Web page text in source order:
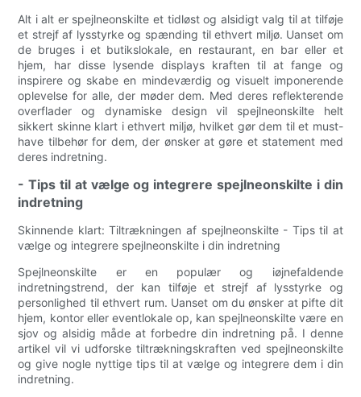
Alt i alt er spejlneonskilte et tidløst og alsidigt valg til at tilføje
et strejf af lysstyrke og spænding til ethvert miljø. Uanset om
de bruges i et butikslokale, en restaurant, en bar eller et
hjem, har disse lysende displays kraften til at fange og
inspirere og skabe en mindeværdig og visuelt imponerende
oplevelse for alle, der møder dem. Med deres reflekterende
overflader og dynamiske design vil spejlneonskilte helt
sikkert skinne klart i ethvert miljø, hvilket gør dem til et must-
have tilbehør for dem, der ønsker at gøre et statement med
deres indretning.
- Tips til at vælge og integrere spejlneonskilte i din
indretning
Skinnende klart: Tiltrækningen af ​​spejlneonskilte - Tips til at
vælge og integrere spejlneonskilte i din indretning
Spejlneonskilte er en populær og iøjnefaldende
indretningstrend, der kan tilføje et strejf af lysstyrke og
personlighed til ethvert rum. Uanset om du ønsker at pifte dit
hjem, kontor eller eventlokale op, kan spejlneonskilte være en
sjov og alsidig måde at forbedre din indretning på. I denne
artikel vil vi udforske tiltrækningskraften ved spejlneonskilte
og give nogle nyttige tips til at vælge og integrere dem i din
indretning.